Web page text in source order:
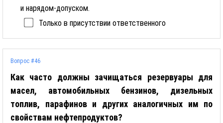
и нарядом-допуском.
Только в присутствии ответственного
Вопрос #46
Как часто должны зачищаться резервуары для
масел, автомобильных бензинов, дизельных
топлив, парафинов и других аналогичных им по
свойствам нефтепродуктов?